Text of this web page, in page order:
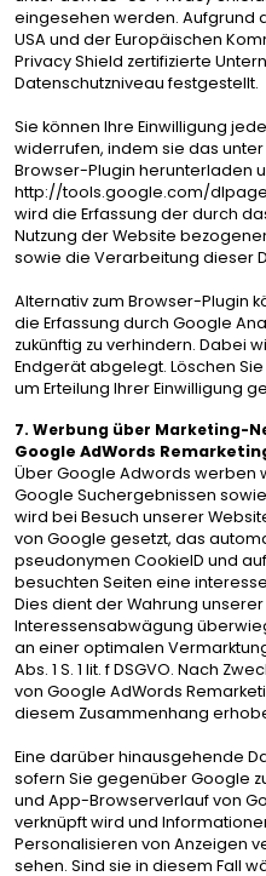
eingesehen werden. Aufgrund
USA und der Europäischen
Privacy Shield zertifizierte
Datenschutzniveau festgestellt.
Sie können Ihre Einwilligung
widerrufen, indem sie das
Browser-Plugin herunterladen
http://tools.google.com/
wird die Erfassung der durch
Nutzung der Website
sowie die Verarbeitung dieser
Alternativ zum Browser-Plugin
die Erfassung durch Google
zukünftig zu verhindern. Dabei
Endgerät abgelegt. Löschen
um Erteilung Ihrer Einwilligung
7. Werbung über Marketing-
Google AdWords
Über Google Adwords werben
Google Suchergebnissen
wird bei Besuch unserer
von Google gesetzt, das
pseudonymen CookieID und
besuchten Seiten eine
Dies dient der Wahrung
Interessensabwägung
an einer optimalen
Abs. 1 S. 1 lit. f DSGVO. Nach
von Google AdWords
diesem Zusammenhang
Eine darüber hinausgehende
sofern Sie gegenüber Google
und App-Browserverlauf von
verknüpft wird und
Personalisieren von Anzeigen
sehen. Sind sie in diesem Fall